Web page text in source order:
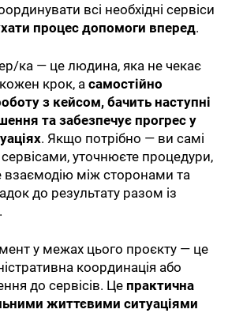
всі необхідні сервіси
процес допомоги вперед.
ка — це людина, яка не чекає
кожен крок, асамостійно
з кейсом, бачить наступні
та забезпечує прогрес у
. Якщо потрібно — ви самі
сервісами, уточнюєте процедури,
взаємодію між сторонами та
до результату разом із
у межах цього проєкту — це
координація або
до сервісів. Це практична
життєвими ситуаціями